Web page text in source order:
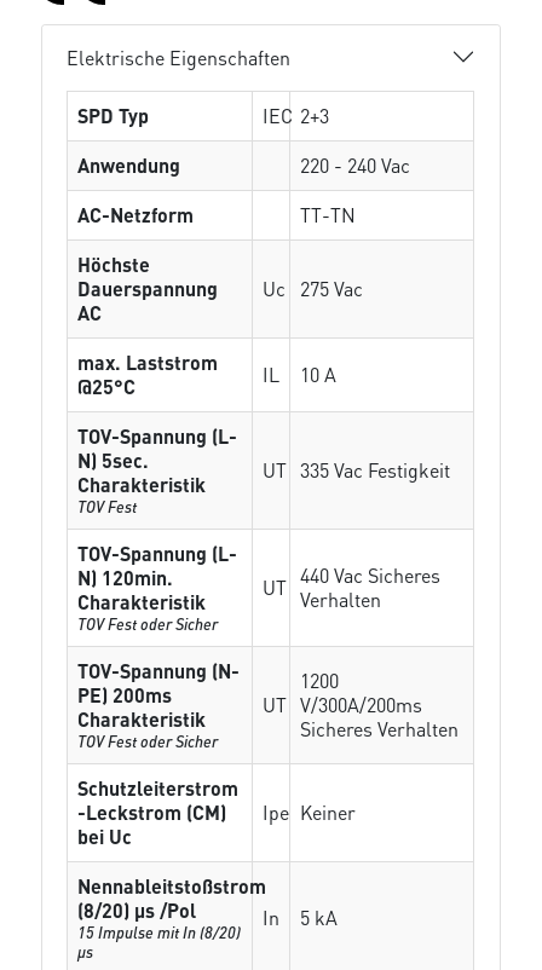
Elektrische Eigenschaften
SPD Typ IEC 2+3
Anwendung
220 - 240 Vac
AC-Netzform
TT-TN
Höchste
Dauerspannung
AC
Uc 275 Vac
max. Laststrom
@25°C
IL 10 A
TOV-Spannung (L-
N) 5sec.
Charakteristik
TOV Fest
UT 335 Vac Festigkeit
TOV-Spannung (L-
N) 120min.
Charakteristik
TOV Fest oder Sicher
UT 440 Vac Sicheres
Verhalten
TOV-Spannung (N-
PE) 200ms
Charakteristik
TOV Fest oder Sicher
UT
1200
V/300A/200ms
Sicheres Verhalten
Schutzleiterstrom
-Leckstrom (CM)
bei Uc
Ipe Keiner
Nennableitstoßstrom
(8/20) µs /Pol
15 Impulse mit In (8/20)
µs
In 5 kA